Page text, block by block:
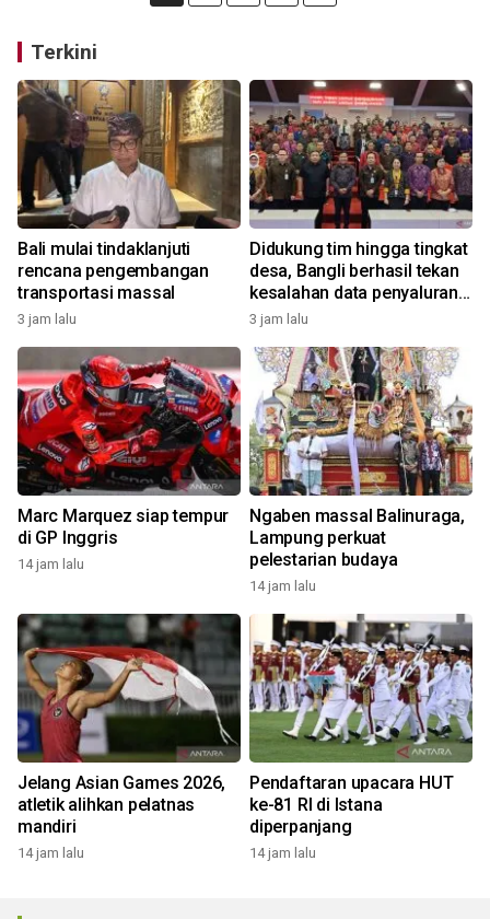
Terkini
Bali mulai tindaklanjuti
rencana pengembangan
transportasi massal
3 jam lalu
Didukung tim hingga tingkat
desa, Bangli berhasil tekan
kesalahan data penyaluran
bansos
3 jam lalu
Marc Marquez siap tempur
di GP Inggris
14 jam lalu
Ngaben massal Balinuraga,
Lampung perkuat
pelestarian budaya
14 jam lalu
Jelang Asian Games 2026,
atletik alihkan pelatnas
mandiri
14 jam lalu
Pendaftaran upacara HUT
ke-81 RI di Istana
diperpanjang
14 jam lalu